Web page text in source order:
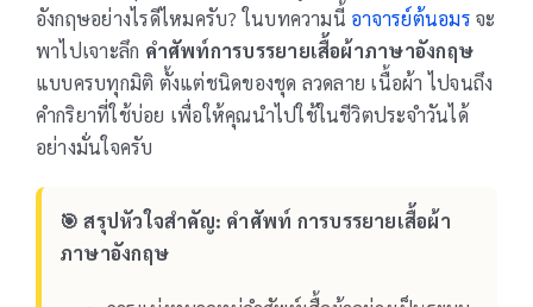
อังกฤษอย่างไรดีไหมครับ? ในบทความนี้ อาจารย์ต้นอมร จะ
พาไปเจาะลึก คำศัพท์การบรรยายเสื้อผ้าภาษาอังกฤษ
แบบครบทุกมิติ ตั้งแต่ชนิดของชุด ลวดลาย เนื้อผ้า ไปจนถึง
คำกริยาที่ใช้บ่อย เพื่อให้คุณนำไปใช้ในชีวิตประจำวันได้
อย่างมั่นใจครับ
🎯 สรุปหัวใจสำคัญ: คำศัพท์ การบรรยายเสื้อผ้า
ภาษาอังกฤษ